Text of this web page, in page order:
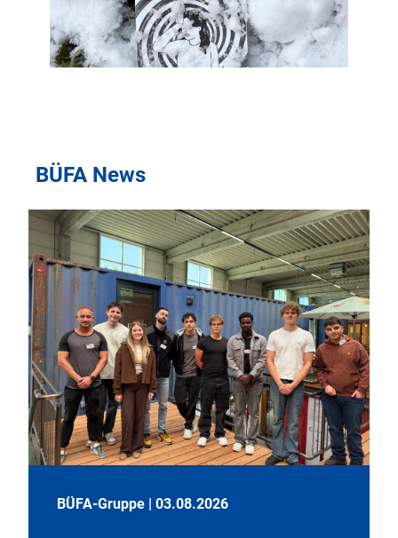
BÜFA News
BÜFA-Gruppe | 03.08.2026